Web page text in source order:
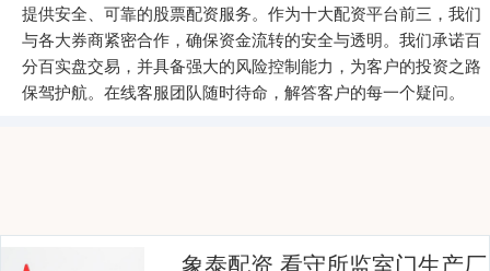
提供安全、可靠的股票配资服务。作为十大配资平台前三，我们
与各大券商紧密合作，确保资金流转的安全与透明。我们承诺百
分百实盘交易，并具备强大的风险控制能力，为客户的投资之路
保驾护航。在线客服团队随时待命，解答客户的每一个疑问。
象泰配资 看守所监室门生产厂